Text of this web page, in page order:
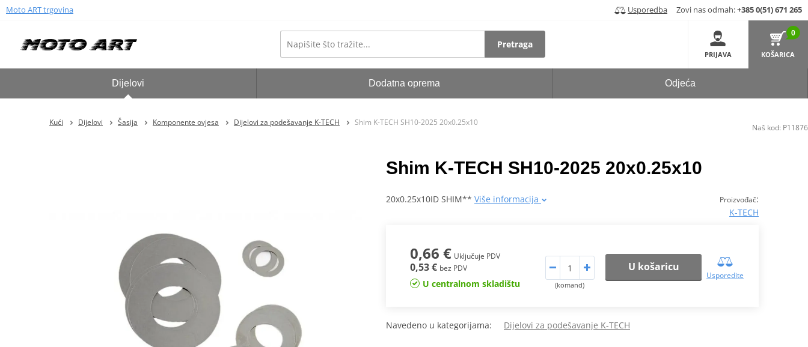
Moto ART trgovina Usporedba Zovi nas odmah:+385 0(51) 671 265
Pretraga
PRIJAVA
0
KOŠARICA
Dijelovi Dodatna oprema Odjeća
Kući Dijelovi Šasija Komponente ovjesa Dijelovi za podešavanje K-TECH Shim K-TECH SH10-2025 20x0.25x10
Shim K-TECH SH10-2025 20x0.25x10
Proizvođač:
K-TECH
20x0.25x10ID SHIM** Više informacija
0,66 € Uključuje PDV
0,53 € bez PDV
U centralnom skladištu (komand)
U košaricu
Usporedite
Navedeno u kategorijama: Dijelovi za podešavanje K-TECH
Naš kod: P11876